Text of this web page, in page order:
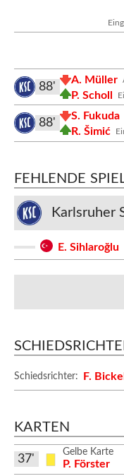
A. Müller
P. Scholl
88'
S. Fukuda
R. Šimić
88'
FEHLENDE
Karlsruher
E. Sihlaroğlu
Schiedsrichter: F.
KARTEN
Gelbe Karte
P. Förster
37'